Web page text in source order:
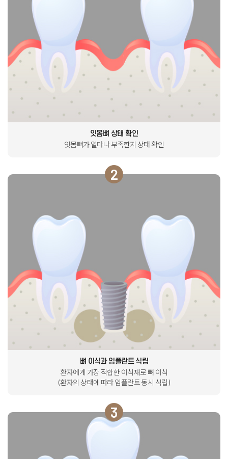
잇몸뼈 상태 확인
잇몸뼈가 얼마나 부족한지 상태 확인
2
뼈 이식과 임플란트 식립
환자에게 가장 적합한 이식재로 뼈 이식
(환자의 상태에 따라 임플란트 동시 식립)
3